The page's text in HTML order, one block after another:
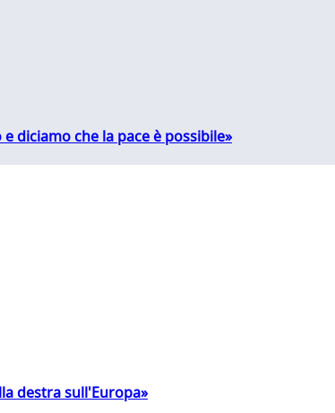
diciamo che la pace è possibile»
destra sull'Europa»